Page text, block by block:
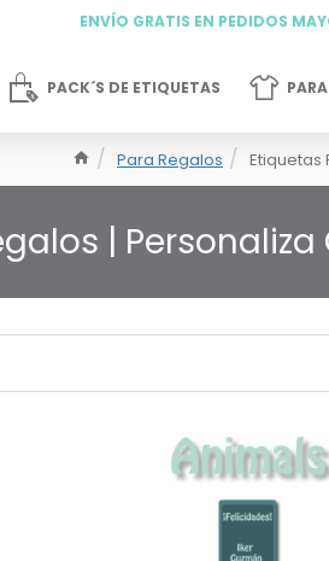
ENVÍO GRATIS EN PEDIDOS
PACK´S DE ETIQUETAS
Para Regalos Etiquetas
|